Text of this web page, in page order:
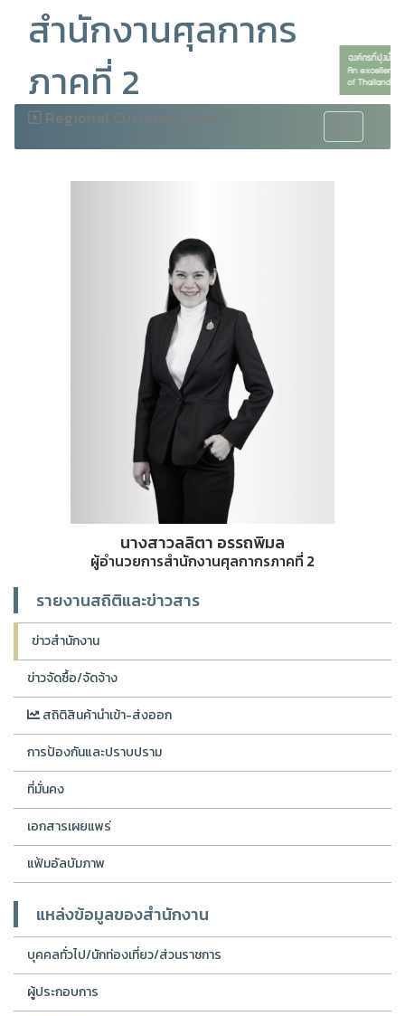
สำนักงานศุลกากร
ภาคที่ 2
Regional Customs Office 2
navigation
นางสาวลลิตา อรรถพิมล
ผู้อำนวยการสำนักงานศุลกากรภาคที่ 2
รายงานสถิติและข่าวสาร
ข่าวสำนักงาน
ข่าวจัดซื้อ/จัดจ้าง
สถิติสินค้านำเข้า-ส่งออก
การป้องกันและปราบปราม
ที่มั่นคง
เอกสารเผยแพร่
แฟ้มอัลบัมภาพ
แหล่งข้อมูลของสำนักงาน
บุคคลทั่วไป/นักท่องเที่ยว/ส่วนราชการ
ผู้ประกอบการ